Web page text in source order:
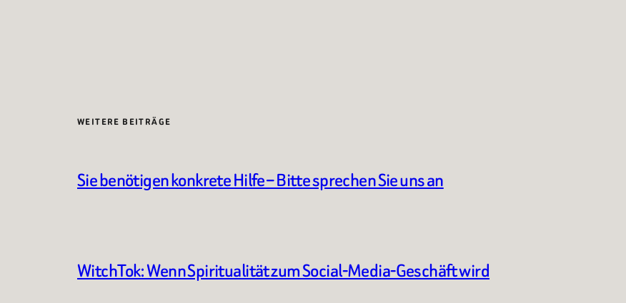
WEITERE BEITRÄGE
Sie benötigen konkrete Hilfe – Bitte sprechen Sie uns an
WitchTok: Wenn Spiritualität zum Social-Media-Geschäft wird